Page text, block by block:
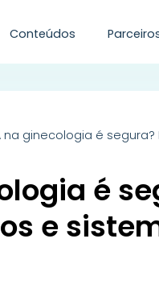
Conteúdos
na ginecologia é
é
e